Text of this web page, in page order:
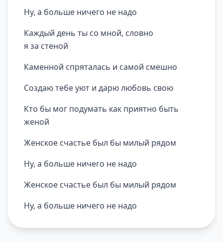
Hу, а больше ничего не надо
Каждый день ты со мной, словно
я за стеной
Каменной спpяталась и самой смешно
Создаю тебе уют и даpю любовь свою
Кто бы мог подумать как пpиятно быть
женой
Женское счастье был бы милый pядом
Hу, а больше ничего не надо
Женское счастье был бы милый pядом
Hу, а больше ничего не надо